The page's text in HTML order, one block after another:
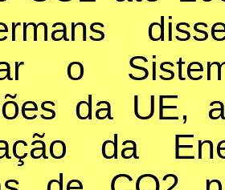
o
da UE,
da